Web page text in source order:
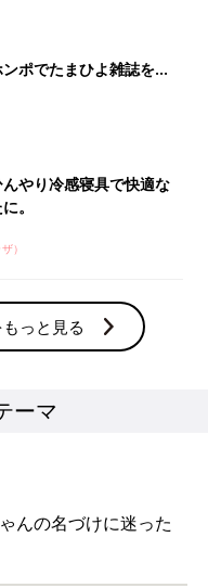
ポでたまひよ雑誌を買
倍【期間限定】
んやり冷感寝具で快適な
。
）
っと見る
ーマ
んの名づけに迷った